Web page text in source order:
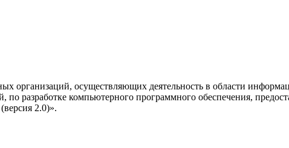
организаций, осуществляющих деятельность в области
разработке компьютерного программного обеспечения,
2.0)».